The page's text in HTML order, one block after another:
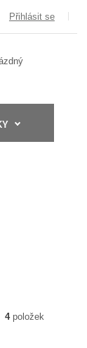
Přihlásit se
4položek